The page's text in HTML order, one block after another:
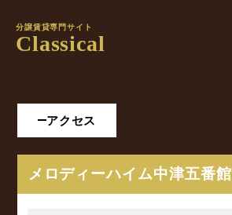
分譲賃貸専門サイト
Classical
アクセス
メロディーハイム中津五番館